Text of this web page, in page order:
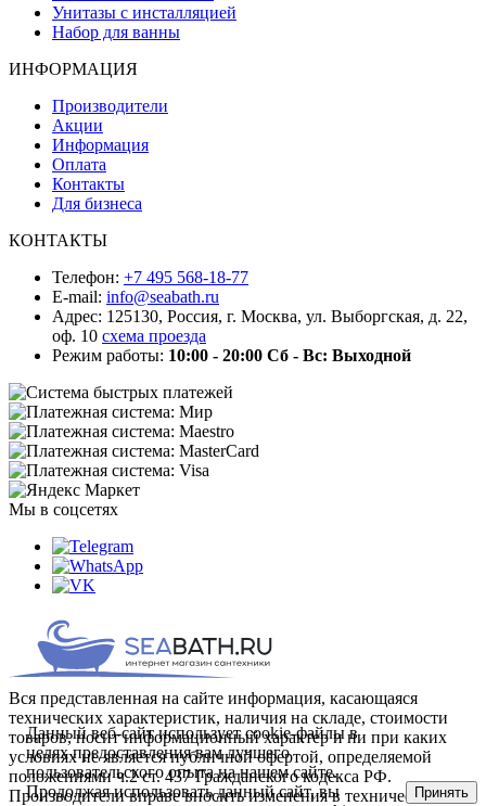
Унитазы с инсталляцией
Набор для ванны
ИНФОРМАЦИЯ
Производители
Акции
Информация
Оплата
Контакты
Для бизнеса
КОНТАКТЫ
Телефон: +7 495 568-18-77
E-mail: info@seabath.ru
Адрес: 125130, Россия, г. Москва, ул. Выборгская, д. 22,
оф. 10 схема проезда
Режим работы: 10:00 - 20:00 Сб - Вс: Выходной
Мы в соцсетях
Вся представленная на сайте информация, касающаяся
технических характеристик, наличия на складе, стоимости
товаров, носит информационный характер и ни при каких
условиях не является публичной офертой, определяемой
положениями ч.2 ст. 437 Гражданского кодекса РФ.
Производители вправе вносить изменения в технические
Данный веб-сайт использует cookie-файлы в
целях предоставления вам лучшего
пользовательского опыта на нашем сайте.
Продолжая использовать данный сайт, вы
Принять